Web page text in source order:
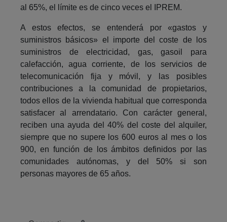
al 65%, el límite es de cinco veces el IPREM.
A estos efectos, se entenderá por «gastos y
suministros básicos» el importe del coste de los
suministros de electricidad, gas, gasoil para
calefacción, agua corriente, de los servicios de
telecomunicación fija y móvil, y las posibles
contribuciones a la comunidad de propietarios,
todos ellos de la vivienda habitual que corresponda
satisfacer al arrendatario. Con carácter general,
reciben una ayuda del 40% del coste del alquiler,
siempre que no supere los 600 euros al mes o los
900, en función de los ámbitos definidos por las
comunidades autónomas, y del 50% si son
personas mayores de 65 años.